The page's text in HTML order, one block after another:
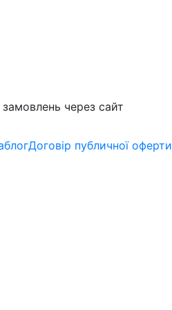
через сайт
блогДоговір публичної оферти